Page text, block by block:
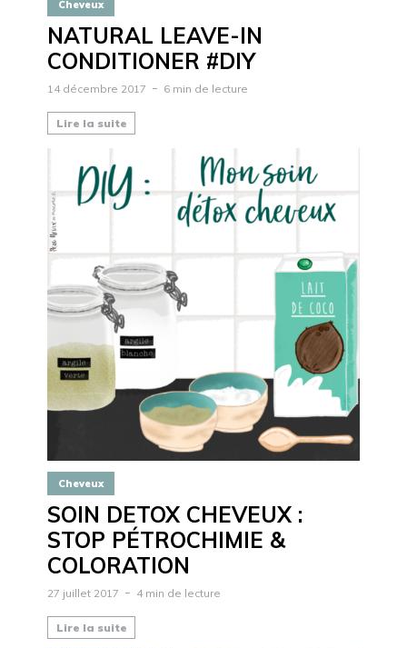
Cheveux
NATURAL LEAVE-IN
CONDITIONER #DIY
14 décembre 2017 6 min de lecture
Lire la suite
Cheveux
SOIN DETOX CHEVEUX :
STOP PÉTROCHIMIE &
COLORATION
27 juillet 2017 4 min de lecture
Lire la suite